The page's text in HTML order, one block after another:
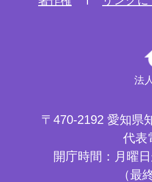
法
〒470-2192 愛知県
代表
開庁時間：月曜
（最